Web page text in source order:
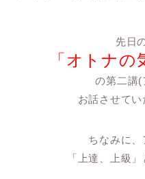
先日
「オトナの
の第二講(
お話させてい
ちなみに
「上達、上級